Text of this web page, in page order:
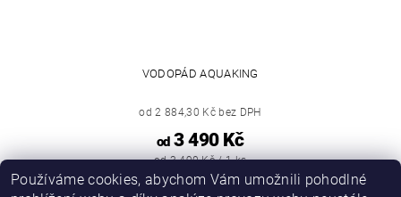
VODOPÁD AQUAKING
od 2 884,30 Kč bez DPH
od3 490 Kč
od 3 490 Kč / 1 ks
Používáme cookies, abychom Vám umožnili pohodlné